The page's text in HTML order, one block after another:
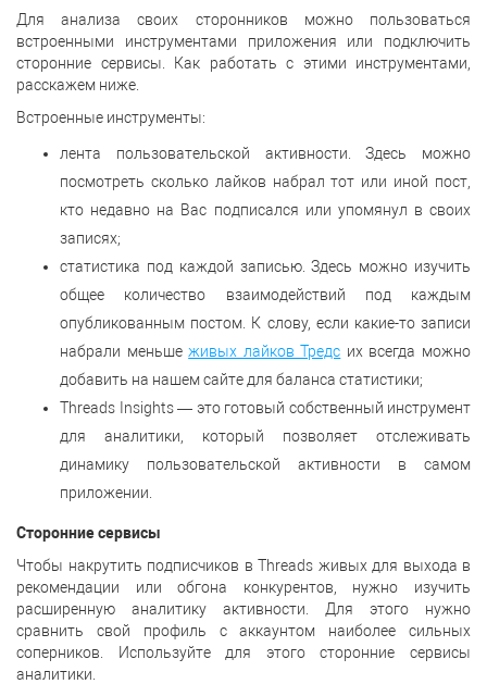
Для анализа своих сторонников можно пользоваться
встроенными инструментами приложения или подключить
сторонние сервисы. Как работать с этими инструментами,
расскажем ниже.
Встроенные инструменты:
лента пользовательской активности. Здесь можно
посмотреть сколько лайков набрал тот или иной пост,
кто недавно на Вас подписался или упомянул в своих
записях;
статистика под каждой записью. Здесь можно изучить
общее количество взаимодействий под каждым
опубликованным постом. К слову, если какие-то записи
набрали меньшеживых лайков Тредс их всегда можно
добавить на нашем сайте для баланса статистики;
Threads Insights — это готовый собственный инструмент
для аналитики, который позволяет отслеживать
динамику пользовательской активности в самом
приложении.
Сторонние сервисы
Чтобы накрутить подписчиков в Threads живых для выхода в
рекомендации или обгона конкурентов, нужно изучить
расширенную аналитику активности. Для этого нужно
сравнить свой профиль с аккаунтом наиболее сильных
соперников. Используйте для этого сторонние сервисы
аналитики.